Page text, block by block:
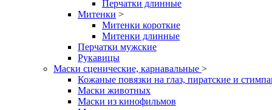
Перчатки длинные
Митенки >
Митенки короткие
Митенки длинные
Перчатки мужские
Рукавицы
Маски сценические, карнавальные >
Кожаные повязки на глаз, пиратские и
Маски животных
Маски из кинофильмов